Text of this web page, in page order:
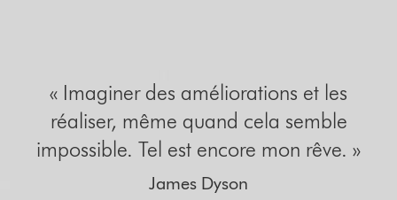
« Imaginer des améliorations et les
réaliser, même quand cela semble
impossible. Tel est encore mon rêve. »
James Dyson